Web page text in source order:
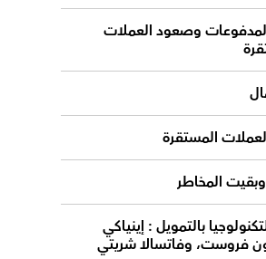
وصعود العملات
المستقرة
وبقيت المخاطر
بالتمويل : إينياكي
فروست، وفاتسالا شريتي